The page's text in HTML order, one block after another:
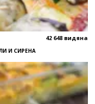
42 648 видяна
И СИРЕНА